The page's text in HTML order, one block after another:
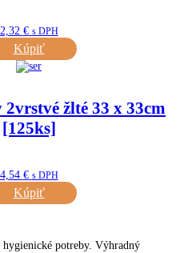
2,32 € s DPH
Kúpiť
žlté 33 x 33cm
[125ks]
4,54 € s DPH
Kúpiť
potreby. Výhradný